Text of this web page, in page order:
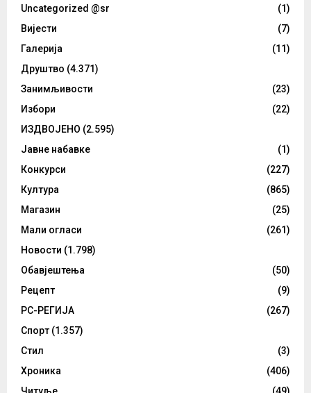
Uncategorized @sr
(1)
Вијести
(7)
Галерија
(11)
Друштво (4.371)
Занимљивости
(23)
Избори
(22)
ИЗДВОЈЕНО (2.595)
Јавне набавке
(1)
Конкурси
(227)
Култура
(865)
Магазин
(25)
Мали огласи
(261)
Новости (1.798)
Обавјештења
(50)
Рецепт
(9)
РС-РЕГИЈА
(267)
Спорт (1.357)
Стил
(3)
Хроника
(406)